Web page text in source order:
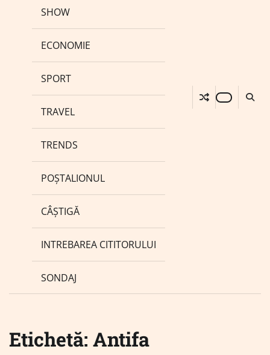
SHOW
ECONOMIE
SPORT
TRAVEL
TRENDS
POȘTALIONUL
CÂȘTIGĂ
INTREBAREA CITITORULUI
SONDAJ
Etichetă: Antifa